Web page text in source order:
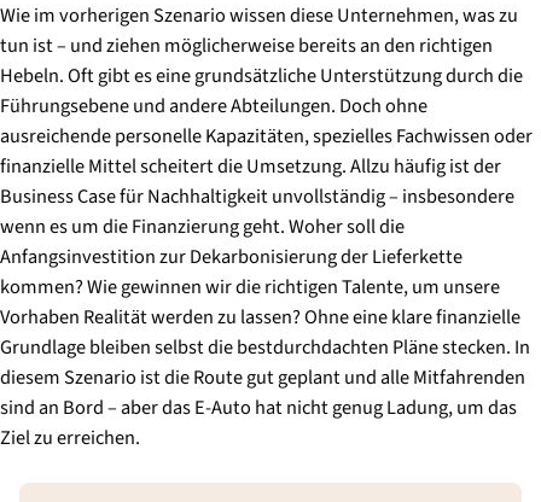
Wie im vorherigen Szenario wissen diese Unternehmen, was zu
tun ist – und ziehen möglicherweise bereits an den richtigen
Hebeln. Oft gibt es eine grundsätzliche Unterstützung durch die
Führungsebene und andere Abteilungen. Doch ohne
ausreichende personelle Kapazitäten, spezielles Fachwissen oder
finanzielle Mittel scheitert die Umsetzung. Allzu häufig ist der
Business Case für Nachhaltigkeit unvollständig – insbesondere
wenn es um die Finanzierung geht. Woher soll die
Anfangsinvestition zur Dekarbonisierung der Lieferkette
kommen? Wie gewinnen wir die richtigen Talente, um unsere
Vorhaben Realität werden zu lassen? Ohne eine klare finanzielle
Grundlage bleiben selbst die bestdurchdachten Pläne stecken. In
diesem Szenario ist die Route gut geplant und alle Mitfahrenden
sind an Bord – aber das E-Auto hat nicht genug Ladung, um das
Ziel zu erreichen.